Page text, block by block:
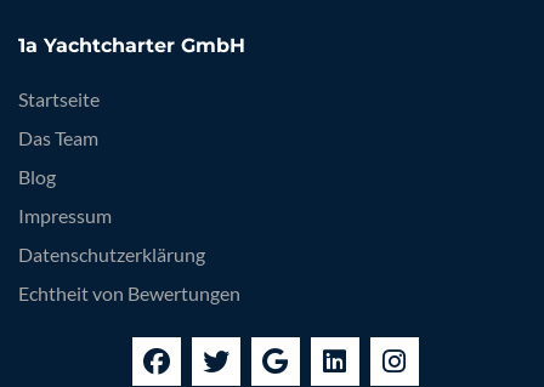
1a Yachtcharter GmbH
Startseite
Das Team
Blog
Impressum
Datenschutzerklärung
Echtheit von Bewertungen